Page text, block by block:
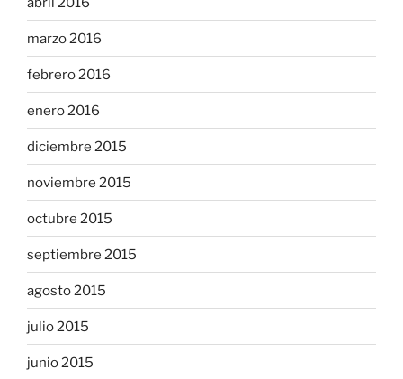
marzo 2016
febrero 2016
enero 2016
diciembre 2015
noviembre 2015
octubre 2015
septiembre 2015
agosto 2015
julio 2015
junio 2015